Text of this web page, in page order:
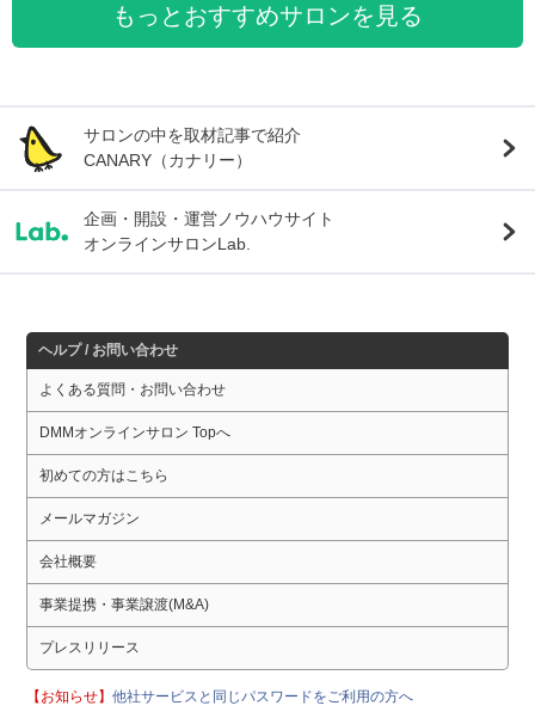
もっとおすすめサロンを見る
サロンの中を取材記事で紹介
CANARY（カナリー）
企画・開設・運営ノウハウサイト
オンラインサロンLab.
ヘルプ / お問い合わせ
よくある質問・お問い合わせ
DMMオンラインサロン Topへ
初めての方はこちら
メールマガジン
会社概要
事業提携・事業譲渡(M&A)
プレスリリース
【お知らせ】他社サービスと同じパスワードをご利用の方へ